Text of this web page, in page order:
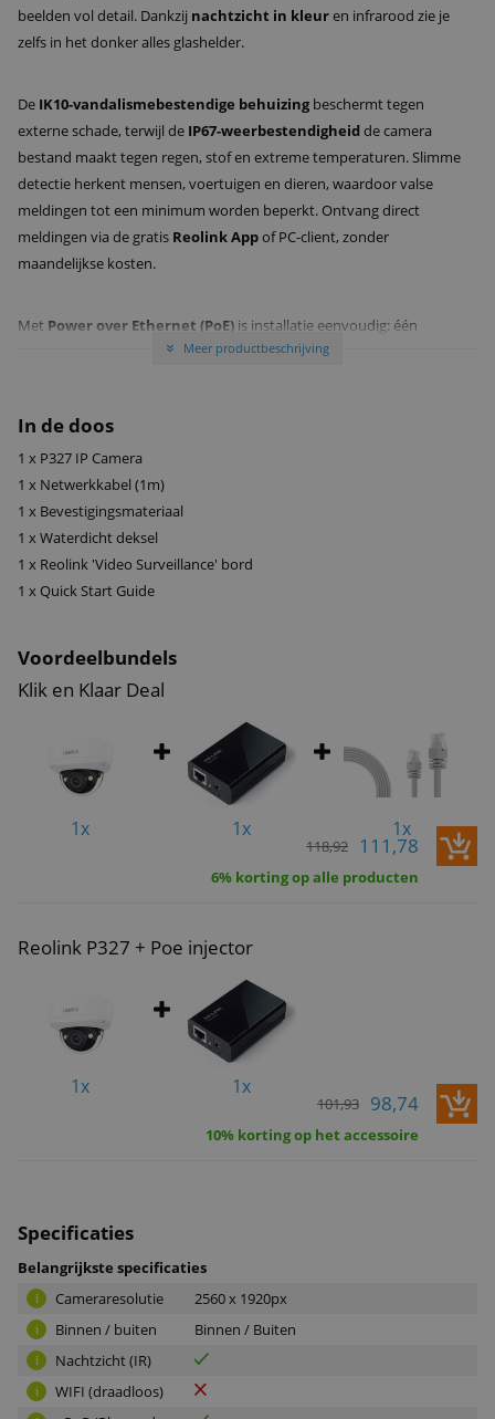
beelden vol detail. Dankzij nachtzicht in kleuren infrarood zie je
zelfs in het donker alles glashelder.
De IK10-vandalismebestendige behuizingbeschermt tegen
externe schade, terwijl de IP67-weerbestendigheidde camera
bestand maakt tegen regen, stof en extreme temperaturen. Slimme
detectie herkent mensen, voertuigen en dieren, waardoor valse
meldingen tot een minimum worden beperkt. Ontvang direct
meldingen via de gratis Reolink Appof PC-client, zonder
maandelijkse kosten.
Met Power over Ethernet (PoE) is installatie eenvoudig: één
netwerkkabel voor voeding en data. Sla beelden lokaal op via een
ongewenste bezoekers af met de spotlight of sirene.
Extra functies zoalstime-lapse video
Google Assistantmaken de P327 een complete beveiligingsoplossing
voor thuis of bedrijf.
» Meer productbeschrijving
In de doos
1 x P327 IP Camera
1 x Netwerkkabel (1m)
1 x Bevestigingsmateriaal
1 x Waterdicht deksel
1 x Reolink 'Video Surveillance' bord
1 x Quick Start Guide
Voordeelbundels
Klik en Klaar Deal
1x 1x 1x
111,78
118,92
6% korting op alle producten
Reolink P327 + Poe injector
1x 1x
98,74
101,93
10% korting op het accessoire
Specificaties
Belangrijkste specificaties
i Cameraresolutie 2560 x 1920px
i Binnen / buiten Binnen / Buiten
i Nachtzicht (IR)
i WIFI (draadloos)